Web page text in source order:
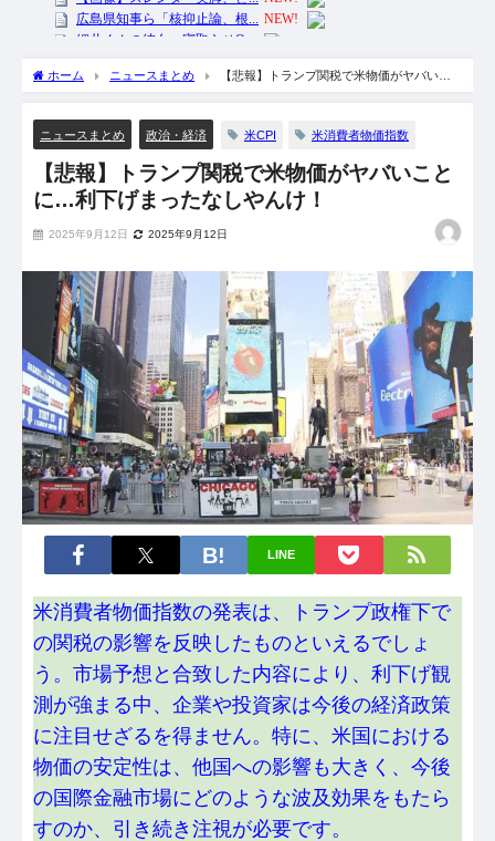
ホーム ニュースまとめ
【悲報】トランプ関税で米物価がヤバいこ
ニュースまとめ 政治・経済 米CPI 米消費者物価指数
【悲報】トランプ関税で米物価がヤバいこと
に…利下げまったなしやんけ！
2025年9月12日 2025年9月12日
LINE
米消費者物価指数の発表は、トランプ政権下で
の関税の影響を反映したものといえるでしょ
う。市場予想と合致した内容により、利下げ観
測が強まる中、企業や投資家は今後の経済政策
に注目せざるを得ません。特に、米国における
物価の安定性は、他国への影響も大きく、今後
の国際金融市場にどのような波及効果をもたら
すのか、引き続き注視が必要です。